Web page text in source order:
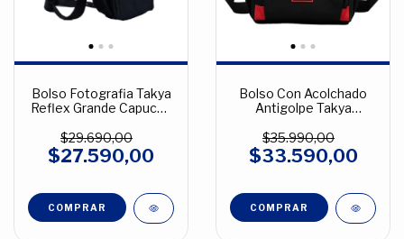
Bolso Fotografia Takya
Reflex Grande Capucha
$29.690,00
$27.590,00
Bolso Con Acolchado
Antigolpe Takya
Cordura Negro
$35.990,00
$33.590,00